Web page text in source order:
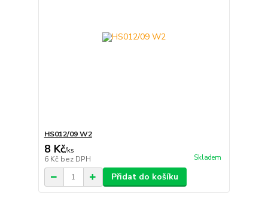
HS012/09 W2
8 Kč/ks
6 Kč bez DPH Skladem
Přidat do košíku